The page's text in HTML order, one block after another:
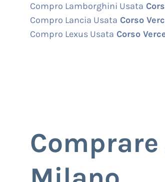
Compro Lamborghini Usata
Compro Lancia Usata Corso
Compro Lexus Usata Corso